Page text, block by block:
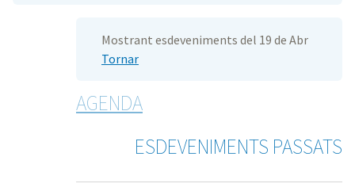
Mostrant esdeveniments del 19 de Abr
Tornar
AGENDA
ESDEVENIMENTS PASSATS